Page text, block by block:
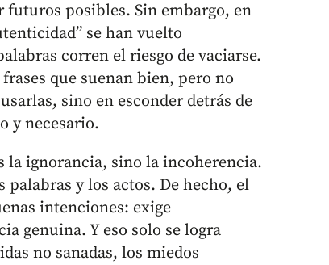
futuros posibles. Sin embargo, en
se han vuelto
corren el riesgo de vaciarse.
que suenan bien, pero no
sino en esconder detrás de
y necesario.
la ignorancia, sino la incoherencia.
y los actos. De hecho, el
intenciones: exige
genuina. Y eso solo se logra
no sanadas, los miedos